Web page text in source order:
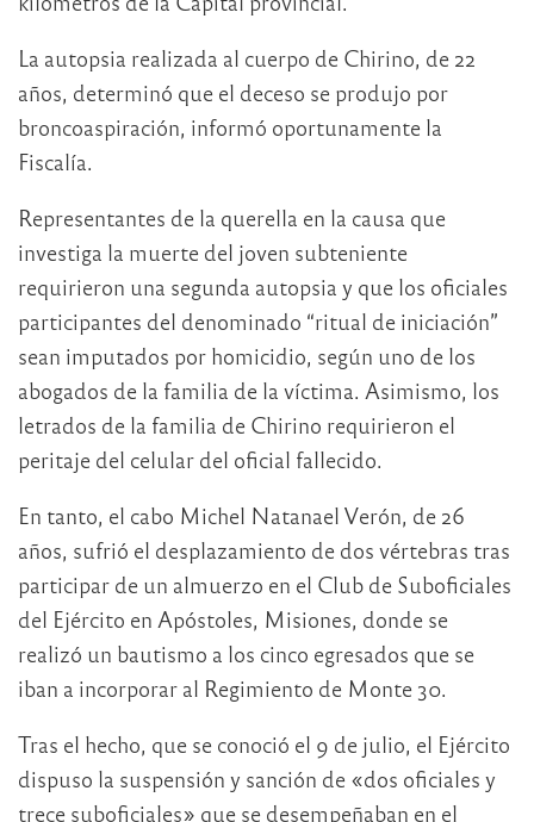
La autopsia realizada al cuerpo de Chirino, de 22
años, determinó que el deceso se produjo por
broncoaspiración, informó oportunamente la
Fiscalía.
Representantes de la querella en la causa que
investiga la muerte del joven subteniente
requirieron una segunda autopsia y que los oficiales
participantes del denominado “ritual de iniciación”
sean imputados por homicidio, según uno de los
abogados de la familia de la víctima. Asimismo, los
letrados de la familia de Chirino requirieron el
peritaje del celular del oficial fallecido.
En tanto, el cabo Michel Natanael Verón, de 26
años, sufrió el desplazamiento de dos vértebras tras
participar de un almuerzo en el Club de Suboficiales
del Ejército en Apóstoles, Misiones, donde se
realizó un bautismo a los cinco egresados que se
iban a incorporar al Regimiento de Monte 30.
Tras el hecho, que se conoció el 9 de julio, el Ejército
dispuso la suspensión y sanción de «dos oficiales y
trece suboficiales» que se desempeñaban en el